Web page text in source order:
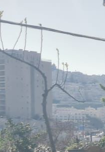
בע"מ
במסרונים
יישמרו